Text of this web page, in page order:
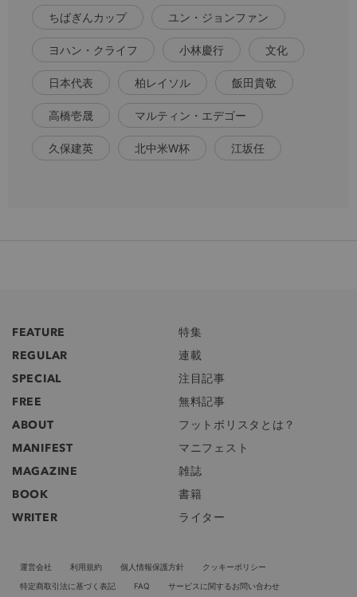
ちばぎんカップ ユン・ジョンファン
ヨハン・クライフ 小林慶行 文化
日本代表 柏レイソル 飯田貴敬
高橋壱晟 マルティン・エデゴー
久保建英 北中米W杯 江坂任
FEATURE
特集
REGULAR
連載
SPECIAL
注目記事
FREE
無料記事
ABOUT
フットボリスタとは？
MANIFEST
マニフェスト
MAGAZINE
雑誌
BOOK
書籍
WRITER
ライター
運営会社 利用規約 個人情報保護方針
クッキーポリシー
特定商取引法に基づく表記
FAQ サービスに関するお問い合わせ